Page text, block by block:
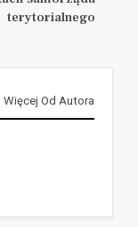
terytorialnego
Więcej Od Autora